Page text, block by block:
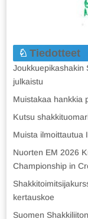
Tiedotteet
Joukkuepikashakin
julkaistu
Muistakaa hankkia
Kutsu
Muista ilmoittautua
Nuorten EM 2026
Championship in
kertauskoe
Suomen